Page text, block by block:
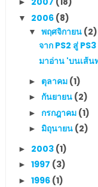
►
▼ 2006 (8)
▼ พฤศจิกายน (2)
จาก PS2 สู่
มาอ่าน 'บนเส้น
► ตุลาคม (1)
► กันยายน (2)
► กรกฎาคม (1)
► มิถุนายน (2)
► 2003 (1)
► 1997 (3)
► 1996 (1)